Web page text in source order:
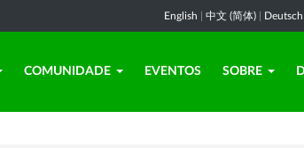
English 中文 (简体) Deutsch
COMUNIDADE EVENTOS SOBRE